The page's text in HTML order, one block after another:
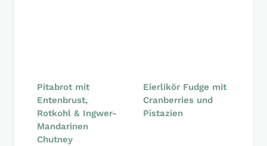
Pitabrot mit
Entenbrust,
Rotkohl & Ingwer-
Mandarinen
Chutney
Eierlikör Fudge mit
Cranberries und
Pistazien